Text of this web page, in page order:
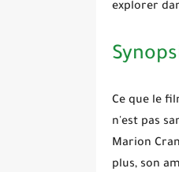
explorer
Ce que le
n'est pas
Marion
plus, son